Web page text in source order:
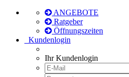
ANGEBOTE
Ratgeber
Öffnungszeiten
Kundenlogin
Ihr Kundenlogin